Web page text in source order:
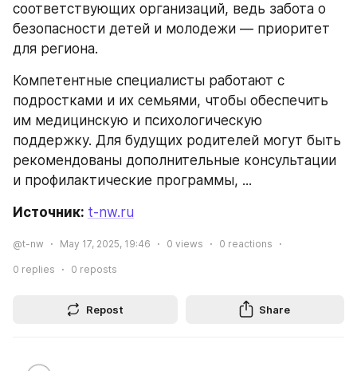
соответствующих организаций, ведь забота о
безопасности детей и молодежи — приоритет
для региона.
Компетентные специалисты работают с
подростками и их семьями, чтобы обеспечить
им медицинскую и психологическую
поддержку. Для будущих родителей могут быть
рекомендованы дополнительные консультации
и профилактические программы, ...
Источник: t-nw.ru
@t-nw May 17, 2025, 19:46 0 views 0 reactions
0 replies 0 reposts
Repost Share